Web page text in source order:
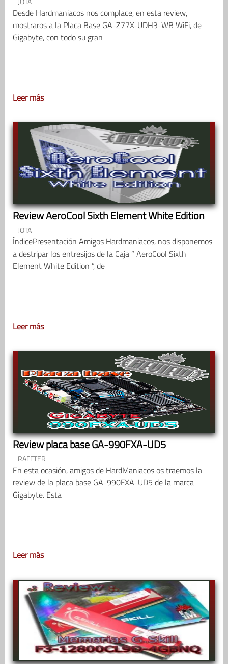
Desde Hardmaniacos nos complace, en esta review,
mostraros a la Placa Base GA-Z77X-UDH3-WB WiFi, de
Gigabyte, con todo su gran
Leer más
Review AeroCool Sixth Element White Edition
JOTA
ÍndicePresentación Amigos Hardmaniacos, nos disponemos
a destripar los entresijos de la Caja “ AeroCool Sixth
Element White Edition ”, de
Leer más
Review placa base GA-990FXA-UD5
RAFFTER
En esta ocasión, amigos de HardManiacos os traemos la
review de la placa base GA-990FXA-UD5 de la marca
Gigabyte. Esta
Leer más